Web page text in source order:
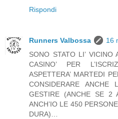
Rispondi
Runners Valbossa
16
SONO STATO LI’ VICINO
CASINO’ PER
ASPETTERA’ MARTEDI
CONSIDERARE
GESTIRE (ANCHE SE 2
ANCH’IO LE 450
DURA)…